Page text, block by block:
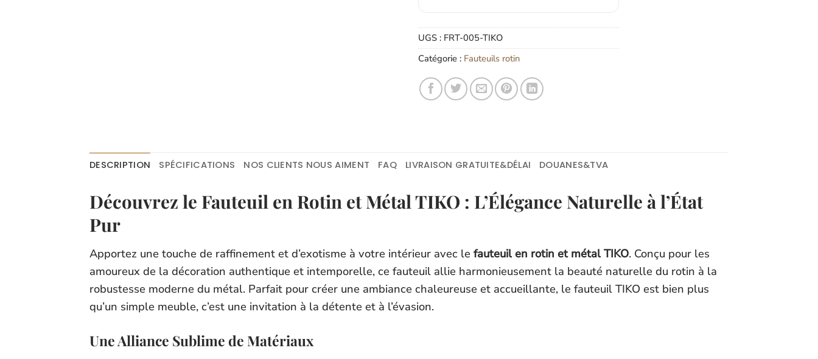
UGS : FRT-005-TIKO
Catégorie : Fauteuils rotin
DESCRIPTION SPÉCIFICATIONS NOS CLIENTS NOUS AIMENT FAQ LIVRAISON GRATUITE&DÉLAI DOUANES&TVA
Découvrez le Fauteuil en Rotin et Métal TIKO : L’Élégance Naturelle à l’État
Pur
Apportez une touche de raffinement et d’exotisme à votre intérieur avec le fauteuil en rotin et métal TIKO. Conçu pour les
amoureux de la décoration authentique et intemporelle, ce fauteuil allie harmonieusement la beauté naturelle du rotin à la
robustesse moderne du métal. Parfait pour créer une ambiance chaleureuse et accueillante, le fauteuil TIKO est bien plus
qu’un simple meuble, c’est une invitation à la détente et à l’évasion.
Une Alliance Sublime de Matériaux